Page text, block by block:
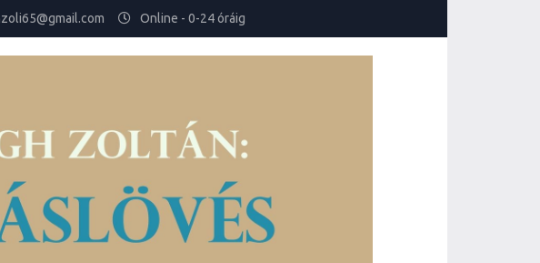
Online - 0-24 óráig